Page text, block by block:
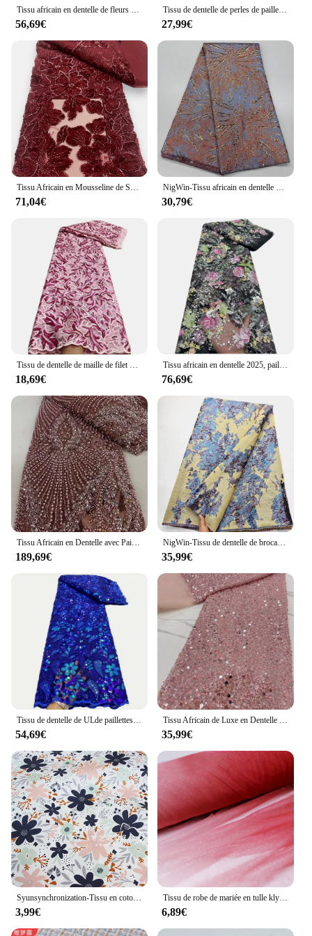
Tissu africain en dentelle de fleurs 3D, broderie française, maille avec paillettes, tulle nigwin pour la fête, dernier cri, compte 4121
56,69€
Tissu de dentelle de perles de paillettes africaines de luxe pour mariage NigWin, tulle français, haute qualité, 2024
27,99€
Tissu Africain en Mousseline de Soie et Dentelle Tulle pour Femme, Paillettes, Perles, Maille, Luxe Français, Vêtements de Soirée, Robes, NigWin
71,04€
NigWin-Tissu africain en dentelle de tulle pour robe de soirée, organza guipure, brocart Jacquard, dentelle française pour mariage, haute qualité, RC0704, 2023
30,79€
18,69€
Tissu africain en dentelle 2025, paillettes, broderie de perles, pour marié, mariée nigériane, Tulle français de haute qualité, pour mariage
76,69€
189,69€
NigWin-Tissu de dentelle de brocart africain, dentelle d'aviation Jacquard français, couture de bricolage, fête et gril, haute qualité, mode
35,99€
54,69€ 35,99€
3,99€
Tissu de robe de mariée en tulle kly pour enfants, vêtements croates, voile, noir, rouge, nickel é, spray, argent, Rotterdam, figure, designer
6,89€